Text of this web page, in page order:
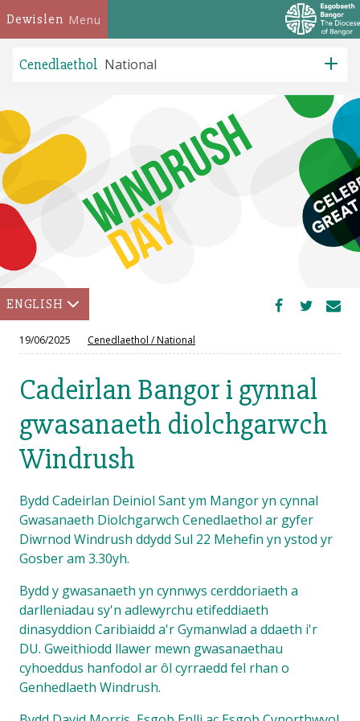
Dewislen Menu
Cenedlaethol National
ENGLISH
19/06/2025 Cenedlaethol /National
Cadeirlan Bangor i gynnal
gwasanaeth diolchgarwch
Windrush
Bydd Cadeirlan Deiniol Sant ym Mangor yn cynnal
Gwasanaeth Diolchgarwch Cenedlaethol ar gyfer
Diwrnod Windrush ddydd Sul 22 Mehefin yn ystod yr
Gosber am 3.30yh.
Bydd y gwasanaeth yn cynnwys cerddoriaeth a
darlleniadau sy'n adlewyrchu etifeddiaeth
dinasyddion Caribiaidd a'r Gymanwlad a ddaeth i'r
DU. Gweithiodd llawer mewn gwasanaethau
cyhoeddus hanfodol ar ôl cyrraedd fel rhan o
Genhedlaeth Windrush.